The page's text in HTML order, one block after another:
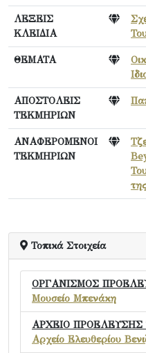
ΛΕΞΕΙΣ
ΚΛΕΙΔΙΑ
ΘΕΜΑΤΑ
ΑΠΟΣΤΟΛΕΙΣ
ΤΕΚΜΗΡΙΩΝ
ΑΝΑΦΕΡΟΜΕΝΟΙ
ΤΕΚΜΗΡΙΩΝ
Τοπικά Στοιχεία
ΟΡΓΑΝΙΣΜΟΣ
Μουσείο Μπενάκη
ΑΡΧΕΙΟ ΠΡΟΕΛΕΥΣΗΣ
Αρχείο Ελευθερίου